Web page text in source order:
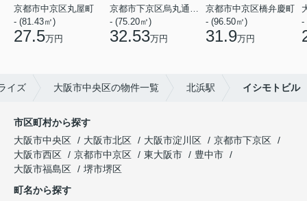
京都市中京区丸屋町
- (81.43㎡)
27.5万円
- (75.20㎡)
32.53万円
京都市中京区橋弁慶町
- (96.50㎡)
31.9万円
-
イズ 大阪市中央区の物件一覧 北浜駅 イシモトビル
市区町村から探す
大阪市中央区
大阪市北区 大阪市淀川区
京都市下京区
大阪市西区
京都市中京区 東大阪市
豊中市
大阪市福島区
堺市堺区
町名から探す